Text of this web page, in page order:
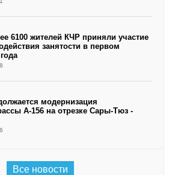
6100 жителей КЧР приняли участие
занятости в первом
модернизация
А-156 на отрезке Сары-Тюз -
Все новости